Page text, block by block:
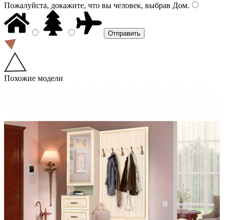
Пожалуйста, докажите, что вы человек, выбрав Дом.
Похожие модели